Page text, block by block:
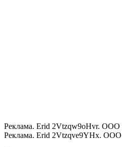
Реклама. Erid 2Vtzqw9oHvr. ООО
Реклама. Erid 2Vtzqve9YHx.